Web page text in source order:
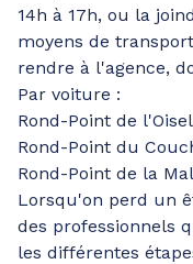
14h à 17h, ou la
moyens de
rendre à l'agence,
Par voiture :
Rond-Point de
Rond-Point du
Rond-Point de la
Lorsqu'on perd un
des professionnels
les différentes